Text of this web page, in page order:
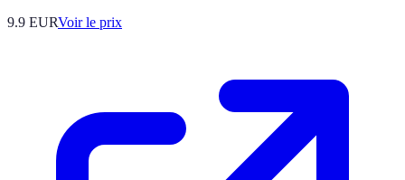
9.9 EURVoir le prix